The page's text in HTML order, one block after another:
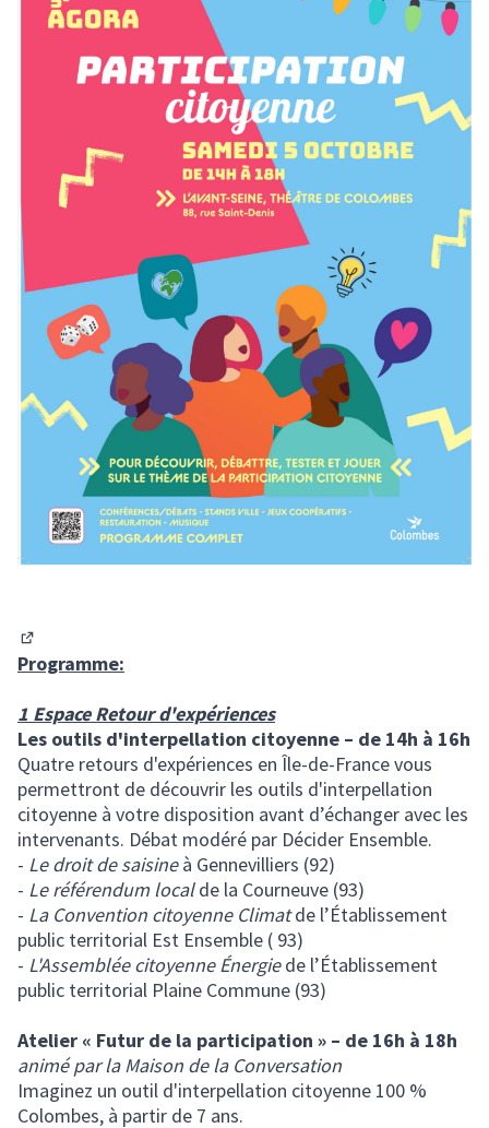
(S'ouvre dans un nouvel onglet)
Programme:
1 Espace Retour d'expériences
Les outils d'interpellation citoyenne – de 14h à 16h
Quatre retours d'expériences en Île-de-France vous
permettront de découvrir les outils d'interpellation
citoyenne à votre disposition avant d’échanger avec les
intervenants. Débat modéré par Décider Ensemble.
- Le droit de saisineà Gennevilliers (92)
- Le référendum localde la Courneuve (93)
- La Convention citoyenne Climatde l’Établissement
public territorial Est Ensemble ( 93)
- L'Assemblée citoyenne Énergiede l’Établissement
public territorial Plaine Commune (93)
Atelier « Futur de la participation » – de 16h à 18h
animé par la Maison de la Conversation
Imaginez un outil d'interpellation citoyenne 100 %
Colombes, à partir de 7 ans.